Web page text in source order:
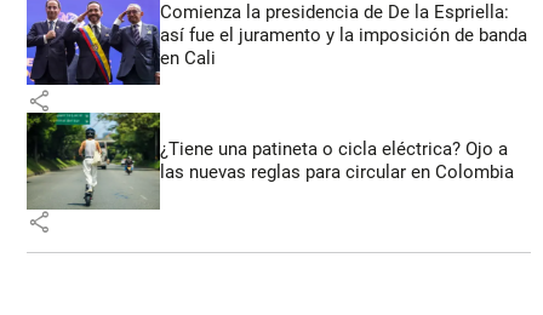
Comienza la presidencia de De la Espriella:
así fue el juramento y la imposición de banda
en Cali
share
¿Tiene una patineta o cicla eléctrica? Ojo a
las nuevas reglas para circular en Colombia
share